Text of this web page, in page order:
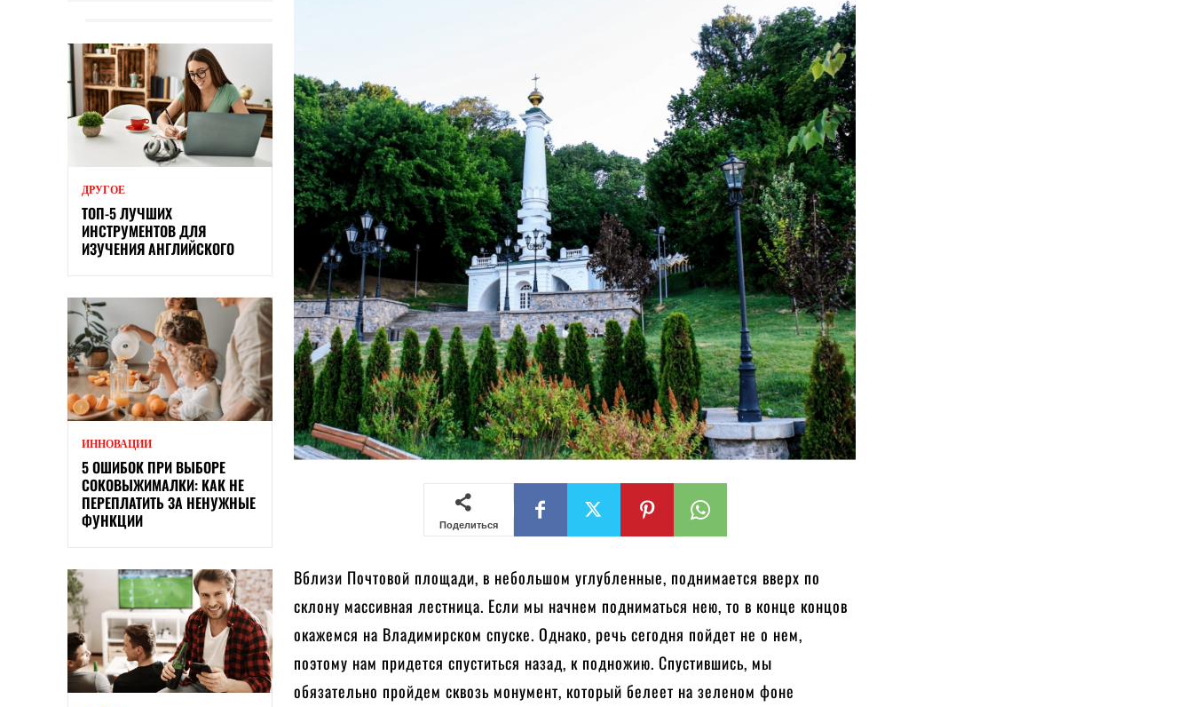
ДРУГОЕ
ТОП-5 ЛУЧШИХ
ИНСТРУМЕНТОВ ДЛЯ
ИЗУЧЕНИЯ АНГЛИЙСКОГО
ИННОВАЦИИ
5 ОШИБОК ПРИ ВЫБОРЕ
СОКОВЫЖИМАЛКИ: КАК НЕ
ПЕРЕПЛАТИТЬ ЗА НЕНУЖНЫЕ
ФУНКЦИИ
Поделиться
Вблизи Почтовой площади, в небольшом углубленные, поднимается вверх по
склону массивная лестница. Если мы начнем подниматься нею, то в конце концов
окажемся на Владимирском спуске. Однако, речь сегодня пойдет не о нем,
поэтому нам придется спуститься назад, к подножию. Спустившись, мы
обязательно пройдем сквозь монумент, который белеет на зеленом фоне